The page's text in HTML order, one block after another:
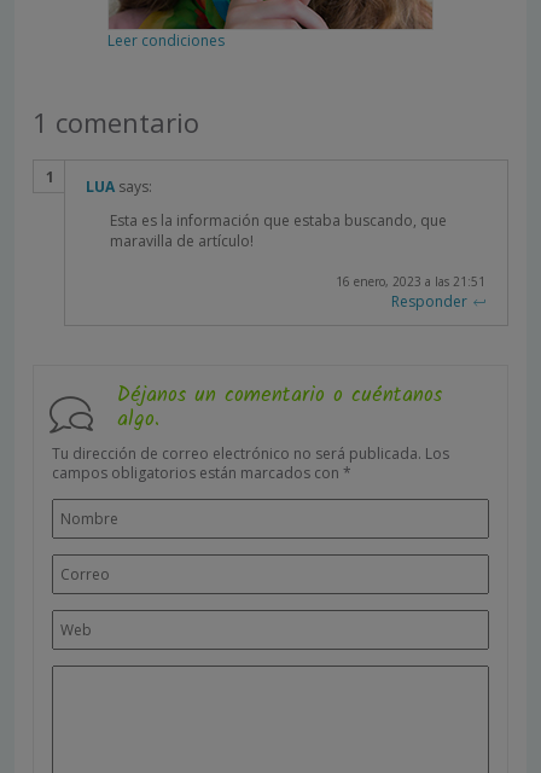
Leer condiciones
1 comentario
LUA says:
16 enero, 2023 a las 21:51
Esta es la información que estaba buscando, que
maravilla de artículo!
Responder
Déjanos un comentario o cuéntanos
algo.
Tu dirección de correo electrónico no será publicada. Los
campos obligatorios están marcados con *